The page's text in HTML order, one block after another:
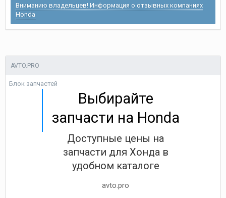
Вниманию владельцев! Информация о отзывных компаниях
Honda
AVTO.PRO
Блок запчастей
Выбирайте
запчасти на Honda
Доступные цены на
запчасти для Хонда в
удобном каталоге
avto.pro